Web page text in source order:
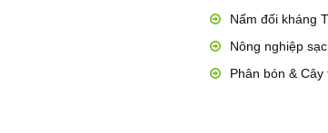
Nấm đối kháng
Nông nghiệp
Phân bón & Cây